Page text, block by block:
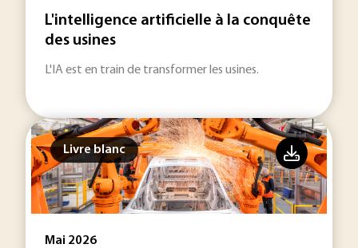
L'intelligence artificielle à la conquête
des usines
L'IA est en train de transformer les usines.
Livre blanc
Mai 2026